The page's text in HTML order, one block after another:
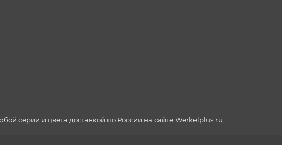
серии и цвета доставкой по России на сайте Werkelplus.ru